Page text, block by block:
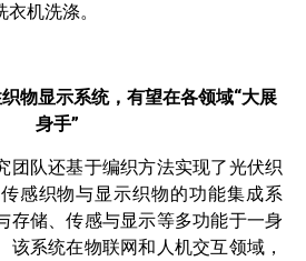
机洗涤。
物显示系统， 有望在各领域“大展
身手”
团队还基于编织方法实现了光伏织
感织物与显示织物的功能集成系
存储、传感与显示等多功能于一身
该系统在物联网和人机交互领域，